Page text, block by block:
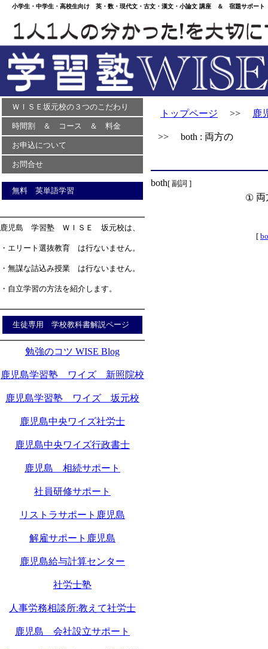
小学生・中学生・高校生向け 英・数・現代文・古文・漢文・小論文 講座 ＆ 宿題サポー
ＷＩＳＥ坂元校の３つのこだわり
時間割 ＆ コース ＆ 料金
お申込について
お問合せ
無料 英単語学習
鹿児島 学習塾 ＷＩＳＥ 坂元校は、
・エリート選抜教育 は行ないません。
・無謀な詰込み授業 は行ないません。
・自立学習の方法を紹介します。
生徒専用 学校教科書解説ページ
勉強のコツ WISE Blog
鹿児島学習塾 ワイズ 新照院校
鹿児島学習塾 ワイズ 坂元校
鹿児島中央ワイズ社労士
鹿児島中央ワイズ行政書士
鹿児島 相続サポート
社員研修サポート
リストラサポート鹿児島
解雇サポート鹿児島
鹿児島給与計算センター
社労士塾
人事労務相談所:教えて社労士
鹿児島 会社設立サポート
トップページ >> 鹿
>> both : 両方の
both[ 副詞 ]
① 両
[